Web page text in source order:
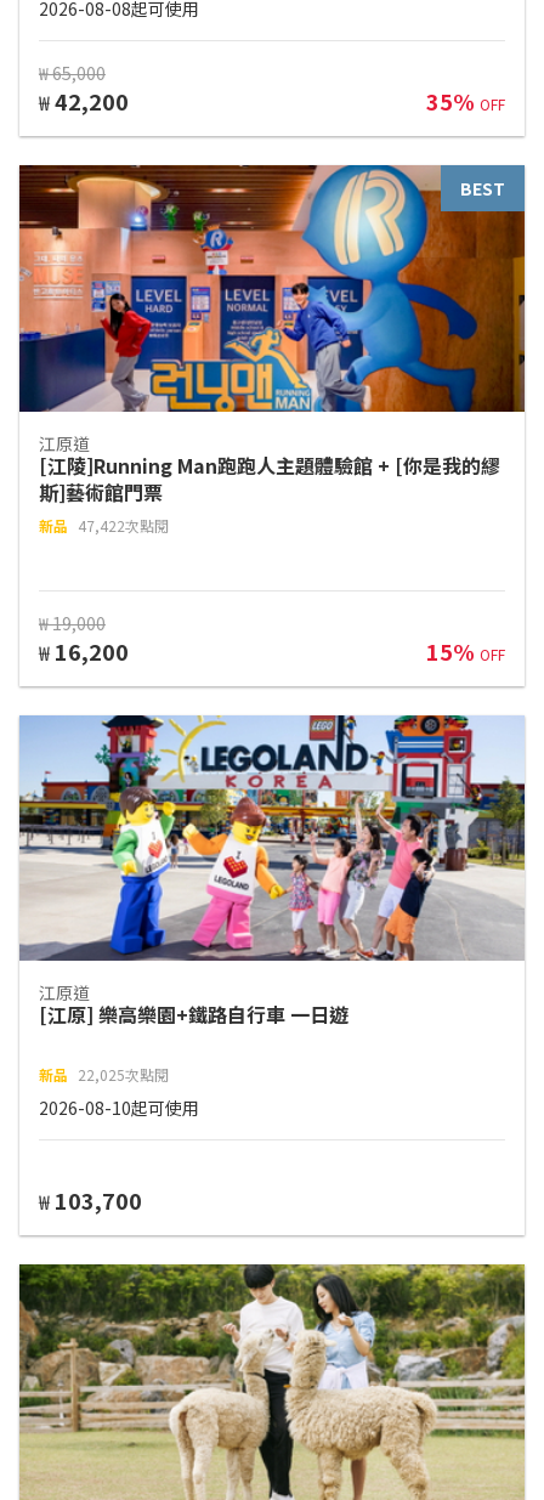
2026-08-08起可使用
₩ 65,000
₩42,200 35% OFF
BEST
江原道
[江陵]Running Man跑跑人主題體驗館 + [你是我的繆
斯]藝術館門票
新品 47,422次點閱
₩ 19,000
₩ 16,200 15% OFF
江原道
[江原] 樂高樂園+鐵路自行車 一日遊
新品 22,025次點閱
2026-08-10起可使用
₩ 103,700